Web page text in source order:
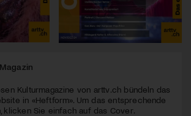
Kulturmagazine von arttv.ch bündeln das
in «Heftform». Um das entsprechende
klicken Sie einfach auf das Cover.